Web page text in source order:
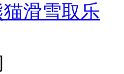
滑雪取乐